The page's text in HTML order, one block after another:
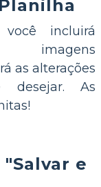
incluirá
imagens
as alterações
desejar. As
e